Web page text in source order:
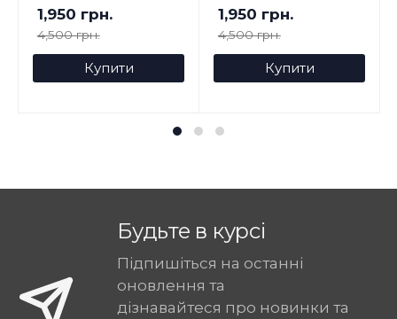
1,950 грн.
4,500 грн.
Купити
1,950 грн.
4,500 грн.
Купити
Будьте в курсі
Підпишіться на останні
оновлення та
дізнавайтеся про новинки та